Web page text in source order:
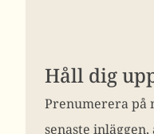
Håll dig
Prenumerera på
senaste